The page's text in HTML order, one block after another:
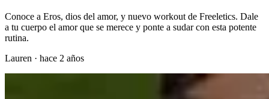
Conoce a Eros, dios del amor, y nuevo workout de Freeletics. Dale
a tu cuerpo el amor que se merece y ponte a sudar con esta potente
rutina.
Lauren · hace 2 años